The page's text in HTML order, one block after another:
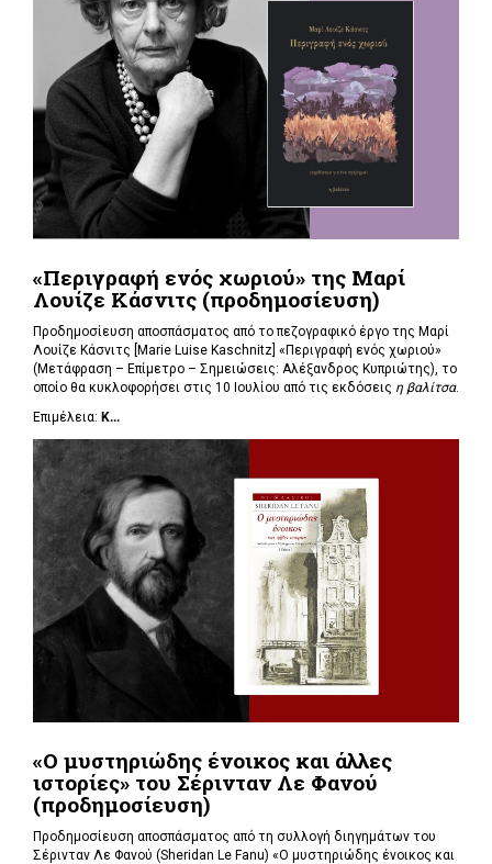
«Περιγραφή ενός χωριού» της Μαρί
Λουίζε Κάσνιτς (προδημοσίευση)
Προδημοσίευση αποσπάσματος από το πεζογραφικό έργο της Μαρί
Λουίζε Κάσνιτς [Marie Luise Kaschnitz] «Περιγραφή ενός χωριού»
(Μετάφραση – Επίμετρο – Σημειώσεις: Αλέξανδρος Κυπριώτης), το
οποίο θα κυκλοφορήσει στις 10 Ιουλίου από τις εκδόσεις η βαλίτσα.
Επιμέλεια: Κ...
«Ο μυστηριώδης ένοικος και άλλες
ιστορίες» του Σέρινταν Λε Φανού
(προδημοσίευση)
Προδημοσίευση αποσπάσματος από τη συλλογή διηγημάτων του
Σέρινταν Λε Φανού (Sheridan Le Fanu) «Ο μυστηριώδης ένοικος και